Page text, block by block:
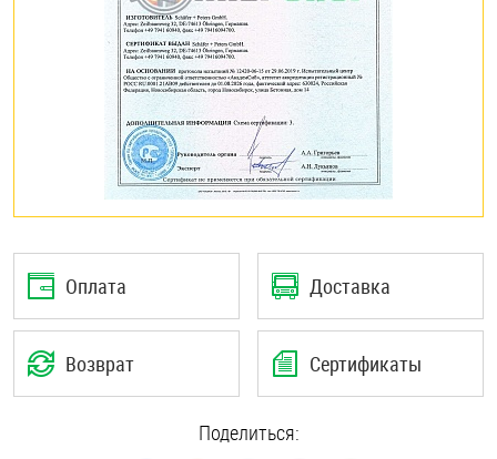
Оплата Доставка
Возврат Сертификаты
Поделиться: